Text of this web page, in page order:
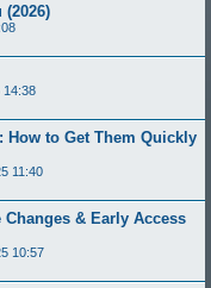
14:38
to Get Them Quickly
11:40
Changes & Early Access
10:57